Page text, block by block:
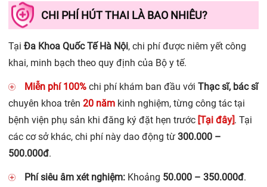
CHI PHÍ HÚT THAI LÀ BAO NHIÊU?
Tại Đa Khoa Quốc Tế Hà Nội, chi phí được niêm yết công
khai, minh bạch theo quy định của Bộ y tế.
Miễn phí 100% chi phí khám ban đầu với Thạc sĩ, bác sĩ
chuyên khoa trên 20 năm kinh nghiệm, từng công tác tại
bệnh viện phụ sản khi đăng ký đặt hẹn trước [Tại đây]. Tại
các cơ sở khác, chi phí này dao động từ 300.000 –
500.000đ.
Phí siêu âm xét nghiệm: Khoảng 50.000 – 350.000đ.